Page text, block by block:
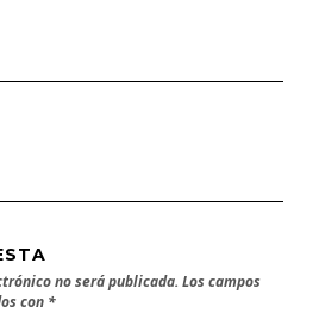
no será publicada. Los campos
con *